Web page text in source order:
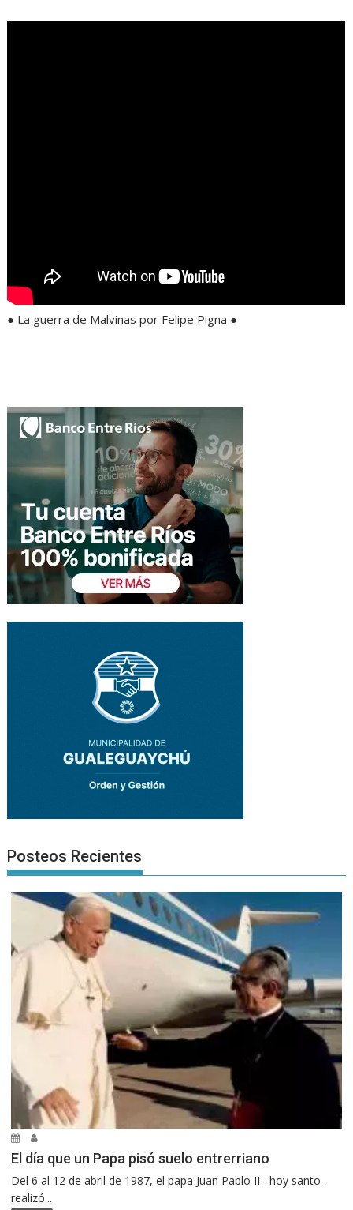
● La guerra de Malvinas por Felipe Pigna ●
Posteos Recientes
El día que un Papa pisó suelo entrerriano
Del 6 al 12 de abril de 1987, el papa Juan Pablo II –hoy santo–
realizó...